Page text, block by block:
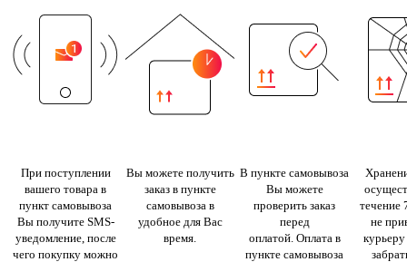
При поступлении
вашего товара в
пункт самовывоза
Вы получите SMS-
уведомление, после
чего покупку можно
Вы можете получить
заказ в пункте
самовывоза в
удобное для Вас
время.
В пункте самовывоза
Вы можете
проверить заказ
перед
оплатой. Оплата в
пункте самовывоза
течение
не